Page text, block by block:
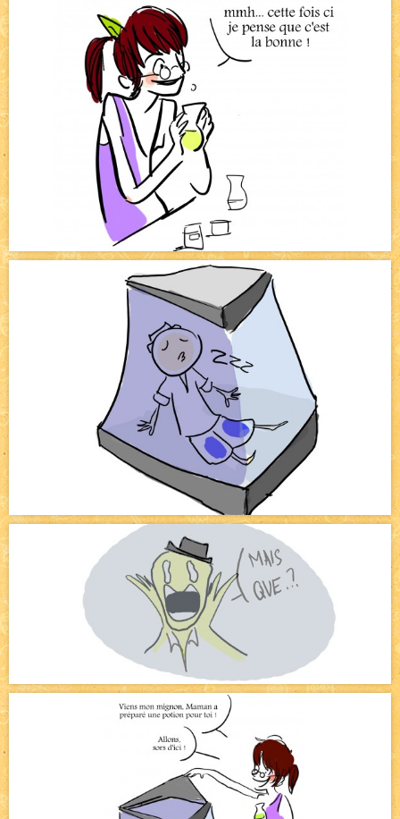
Bienvenue aux nouvell.eaux !
Bazar NEW
Beyond the cliff (suite)